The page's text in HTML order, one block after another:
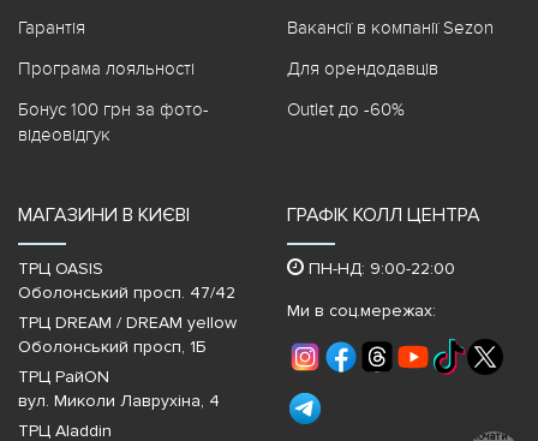
Гарантія
Програма лояльності
Бонус 100 грн за фото-
відеовідгук
Вакансії в компанії Sezon
Для орендодавців
Outlet до -60%
МАГАЗИНИ В КИЄВІ
ТРЦ OASIS
Оболонський просп. 47/42
ТРЦ DREAM / DREAM yellow
Оболонський просп, 1Б
ТРЦ РайON
вул. Миколи Лаврухіна, 4
ТРЦ Aladdin
ГРАФІК КОЛЛ ЦЕНТРА
ПН-НД: 9:00-22:00
Ми в соц.мережах:
Почати